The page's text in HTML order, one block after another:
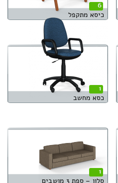
6
כיסא מתקפל
1
כסא מחשב
1
סלון – ספת 3 מושבים